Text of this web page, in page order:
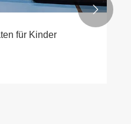
für Kinder
